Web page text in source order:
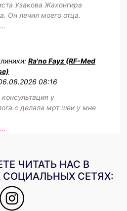
Узакова Жахонгира
Он лечил моего отца.
Ra'no Fayz (RF-Med
08:16
у
делала мрт шеи у мне
ЧИТАТЬ НАС В
СЕТЯХ: